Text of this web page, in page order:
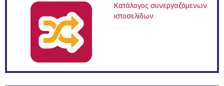
Κατάλογος συνεργαζόμενων
ιστοσελίδων